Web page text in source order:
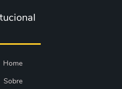
Home
Sobre